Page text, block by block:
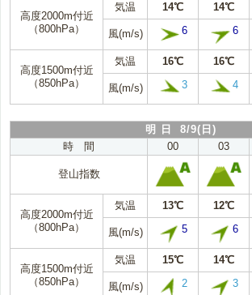
高度2000m付近
（800hPa）
気温 14℃ 14℃
風(m/s) 6 6
高度1500m付近
（850hPa）
気温 16℃ 16℃
風(m/s) 3 4
明 日 8/9(日)
時 間
00 03
登山指数
高度2000m付近
（800hPa）
気温 13℃ 12℃
風(m/s) 5 6
高度1500m付近
（850hPa）
気温 15℃ 14℃
風(m/s) 2 3